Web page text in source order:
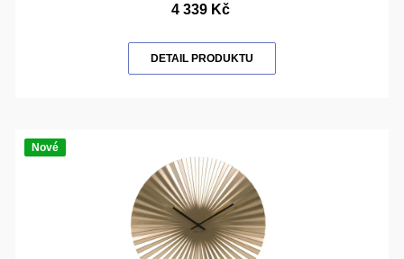
4 339 Kč
DETAIL PRODUKTU
Nové